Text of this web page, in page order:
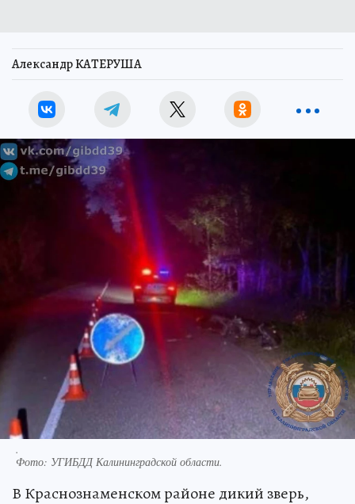
Александр КАТЕРУША
.
Фото: УГИБДД Калининградской области.
В Краснознаменском районе дикий зверь,